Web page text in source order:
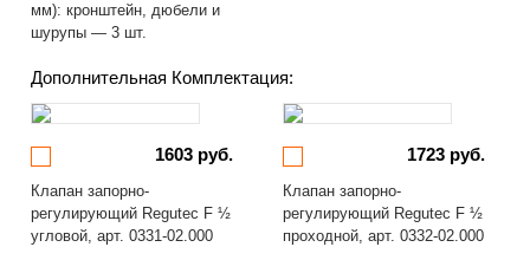
мм): кронштейн, дюбели и
шурупы — 3 шт.
Дополнительная Комплектация:
1603 руб.
Клапан запорно-
регулирующий Regutec F ½
угловой, арт. 0331-02.000
1723 руб.
Клапан запорно-
регулирующий Regutec F ½
проходной, арт. 0332-02.000